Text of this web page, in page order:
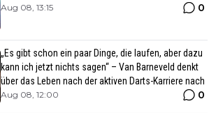
Aug 08, 13:15 0
„Es gibt schon ein paar Dinge, die laufen, aber dazu
kann ich jetzt nichts sagen“ – Van Barneveld denkt
über das Leben nach der aktiven Darts-Karriere nach
Aug 08, 12:00 0